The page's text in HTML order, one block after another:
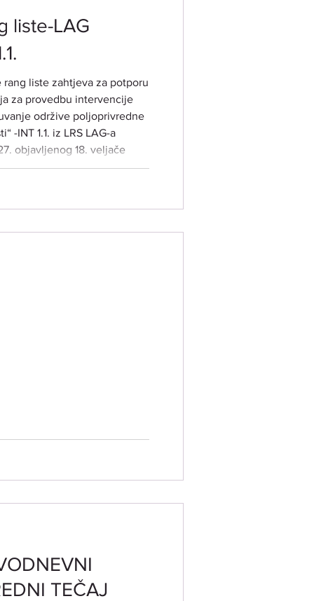
liste-LAG
liste zahtjeva za potporu
održive poljoprivredne
-INT 1.1. iz LRS LAG-a
objavljenog 18. veljače
natječaja: 001-11-25-01).
TEČAJ